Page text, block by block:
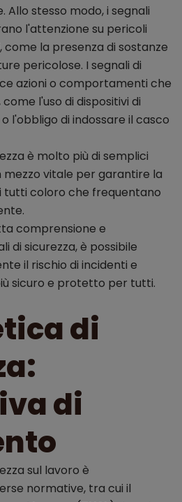
stesso modo, i segnali
l'attenzione su pericoli
la presenza di sostanze
pericolose. I segnali di
azioni o comportamenti che
l'uso di dispositivi di
l'obbligo di indossare il casco
è molto più di semplici
mezzo vitale per garantire la
tutti coloro che frequentano
comprensione e
di sicurezza, è possibile
il rischio di incidenti e
sicuro e protetto per tutti.
di
di
sul lavoro è
normative, tra cui il